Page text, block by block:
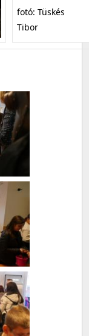
fotó: Tüskés
Tibor